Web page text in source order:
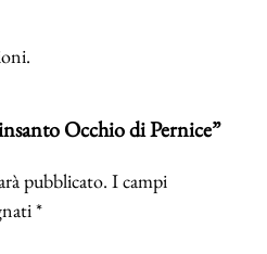
Occhio di Pernice”
pubblicato. I campi
*